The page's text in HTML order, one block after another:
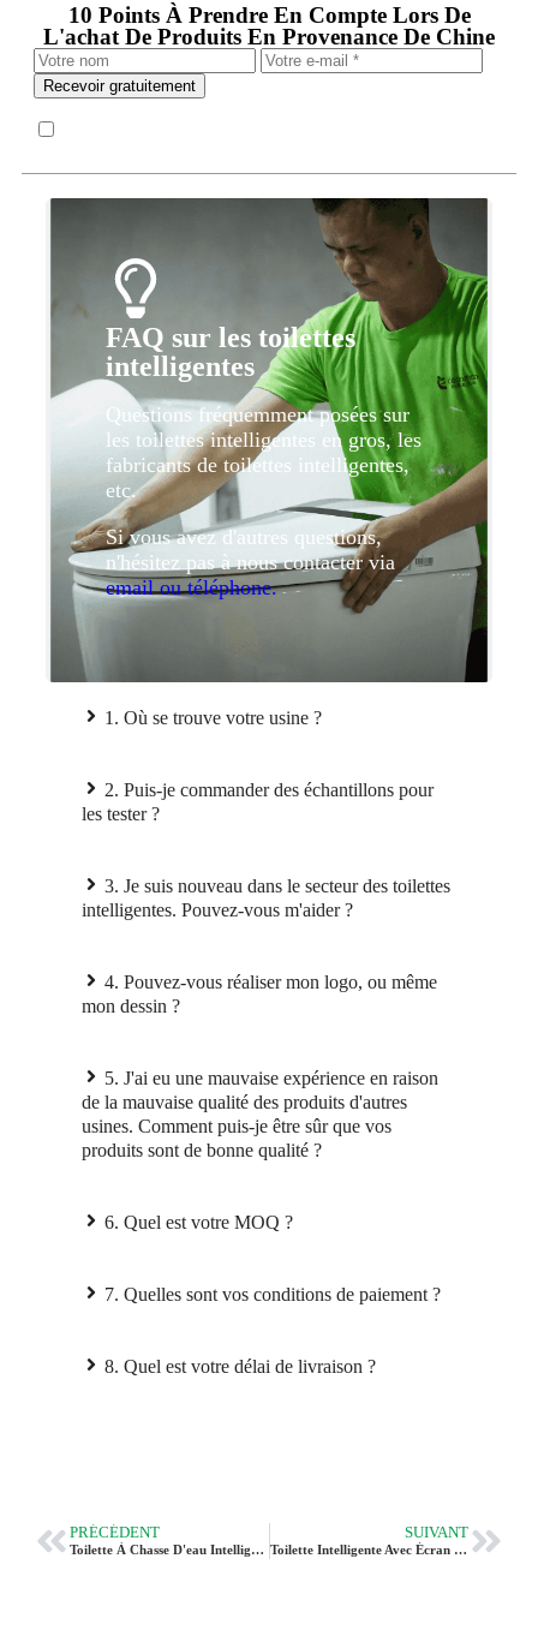
10 Points À Prendre En Compte Lors De
L'achat De Produits En Provenance De Chine
Recevoir gratuitement
FAQ sur les toilettes
intelligentes
Questions fréquemment posées sur
les toilettes intelligentes en gros, les
fabricants de toilettes intelligentes,
etc.
Si vous avez d'autres questions,
n'hésitez pas à nous contacter via
email ou téléphone.
1. Où se trouve votre usine ?
2. Puis-je commander des échantillons pour
les tester ?
3. Je suis nouveau dans le secteur des toilettes
intelligentes. Pouvez-vous m'aider ?
4. Pouvez-vous réaliser mon logo, ou même
mon dessin ?
5. J'ai eu une mauvaise expérience en raison
de la mauvaise qualité des produits d'autres
usines. Comment puis-je être sûr que vos
produits sont de bonne qualité ?
6. Quel est votre MOQ ?
7. Quelles sont vos conditions de paiement ?
8. Quel est votre délai de livraison ?
PRÉCÉDENT
Toilette À Chasse D'eau Intelligente Avec Bidet CL-630 Avec Siphon P Pour L'Europe
SUIVANT
Toilette Intelligente Avec Écran En Mousse Et Stérilisation UVC CL-640